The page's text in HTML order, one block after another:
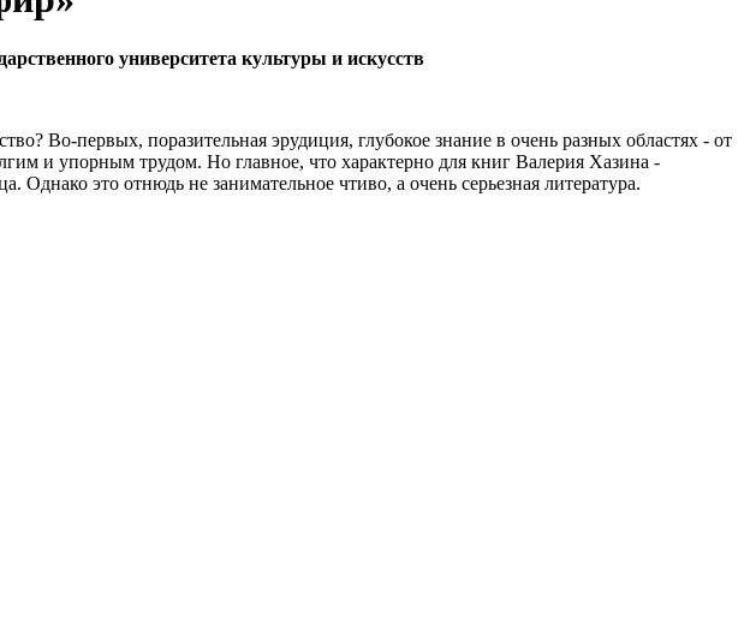
университета культуры и искусств
Во-первых, поразительная эрудиция, глубокое знание в очень разных областях - от
и упорным трудом. Но главное, что характерно для книг Валерия Хазина -
Однако это отнюдь не занимательное чтиво, а очень серьезная литература.